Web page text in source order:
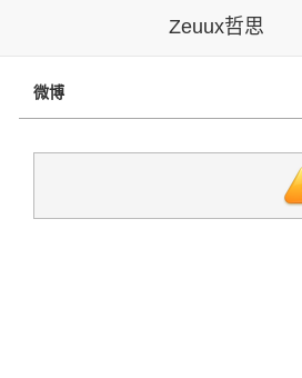
Zeuux哲思
微博